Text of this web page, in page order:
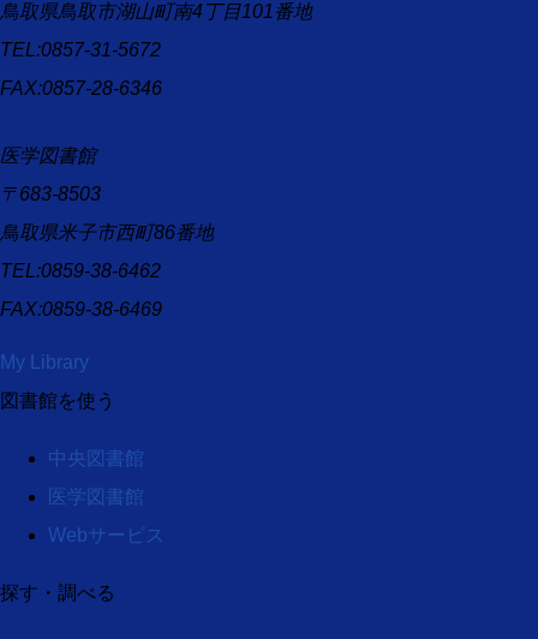
鳥取県鳥取市湖山町南4丁目101番地
TEL:0857-31-5672
FAX:0857-28-6346
医学図書館
〒683-8503
鳥取県米子市西町86番地
TEL:0859-38-6462
FAX:0859-38-6469
My Library
図書館を使う
中央図書館
医学図書館
Webサービス
探す・調べる